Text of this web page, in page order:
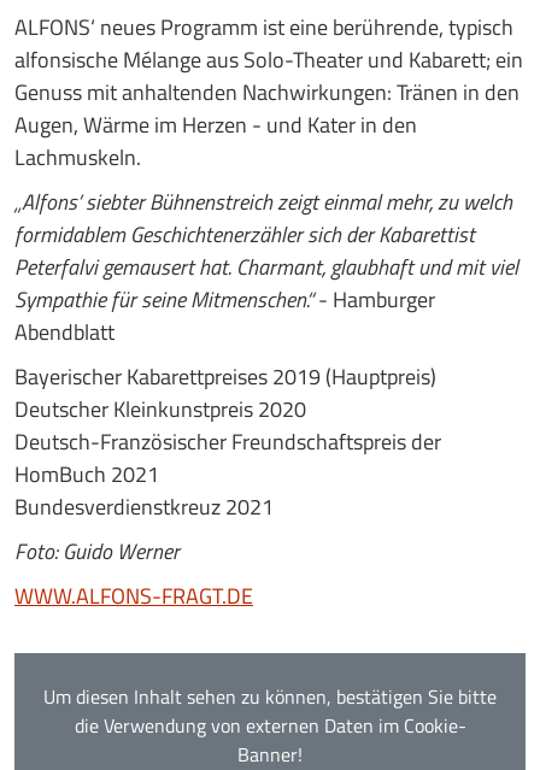
Um diesen Inhalt sehen zu können, bestätigen Sie bitte
die Verwendung von externen Daten im Cookie-
Banner!
ALFONS‘ neues Programm ist eine berührende, typisch
alfonsische Mélange aus Solo-Theater und Kabarett; ein
Genuss mit anhaltenden Nachwirkungen: Tränen in den
Augen, Wärme im Herzen - und Kater in den
Lachmuskeln.
„Alfons’ siebter Bühnenstreich zeigt einmal mehr, zu welch
formidablem Geschichtenerzähler sich der Kabarettist
Peterfalvi gemausert hat. Charmant, glaubhaft und mit viel
Sympathie für seine Mitmenschen.“- Hamburger
Abendblatt
Bayerischer Kabarettpreises 2019 (Hauptpreis)
Deutscher Kleinkunstpreis 2020
Deutsch-Französischer Freundschaftspreis der
HomBuch 2021
Bundesverdienstkreuz 2021
Foto: Guido Werner
WWW.ALFONS-FRAGT.DE